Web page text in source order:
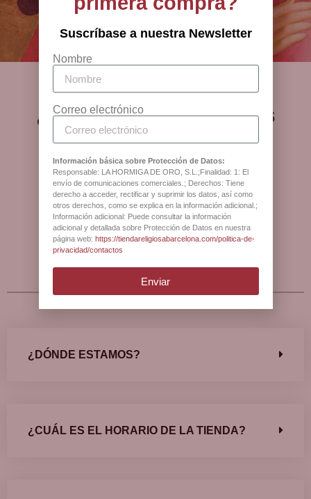
pieza.
Por lo tanto, el collar de plata 925 con baño de oro de la
belleza y elegancia en un diseño único. Con su cruz latina y
acabado en esmalte blanco o negro, junto con las circonitas
blancas encastadas, este collar ofrece un contraste
cierre seguro, este collar es un accesorio imprescindible
para realzar cualquier atuendo y expresar su estilo personal
con gracia y distinción.
Barcelona
¿Qué opinan nuestros
clientes?
Ver más opiniones
¿DÓNDE ESTAMOS?
¿CUÁL ES EL HORARIO DE LA TIENDA?
Suscríbase a nuestra Newsletter
Nombre
Correo electrónico
Información básica sobre Protección de Datos:
Responsable: LA HORMIGA DE ORO, S.L.;Finalidad: 1: El
envío de comunicaciones comerciales.; Derechos: Tiene
derecho a acceder, rectificar y suprimir los datos, así como
otros derechos, como se explica en la información adicional.;
Información adicional: Puede consultar la información
adicional y detallada sobre Protección de Datos en nuestra
página web: https://tiendareligiosabarcelona.com/politica-de-
privacidad/contactos
Enviar